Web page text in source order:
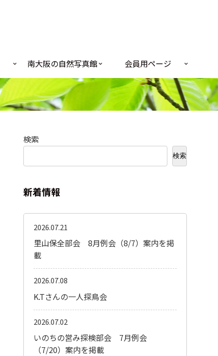
南大阪の自然写真館 会員用ページ
検索
検索
新着情報
里山保全部会 8月例会（8/7）案内を掲
載
2026.07.21
K.Tさんの一人探鳥会
2026.07.08
いのちの営み探検部会 7月例会
（7/20）案内を掲載
2026.07.02